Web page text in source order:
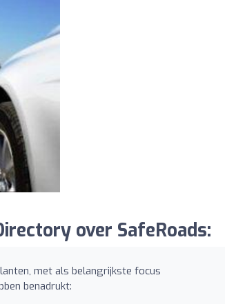
over SafeRoads:
met als belangrijkste focus
benadrukt: